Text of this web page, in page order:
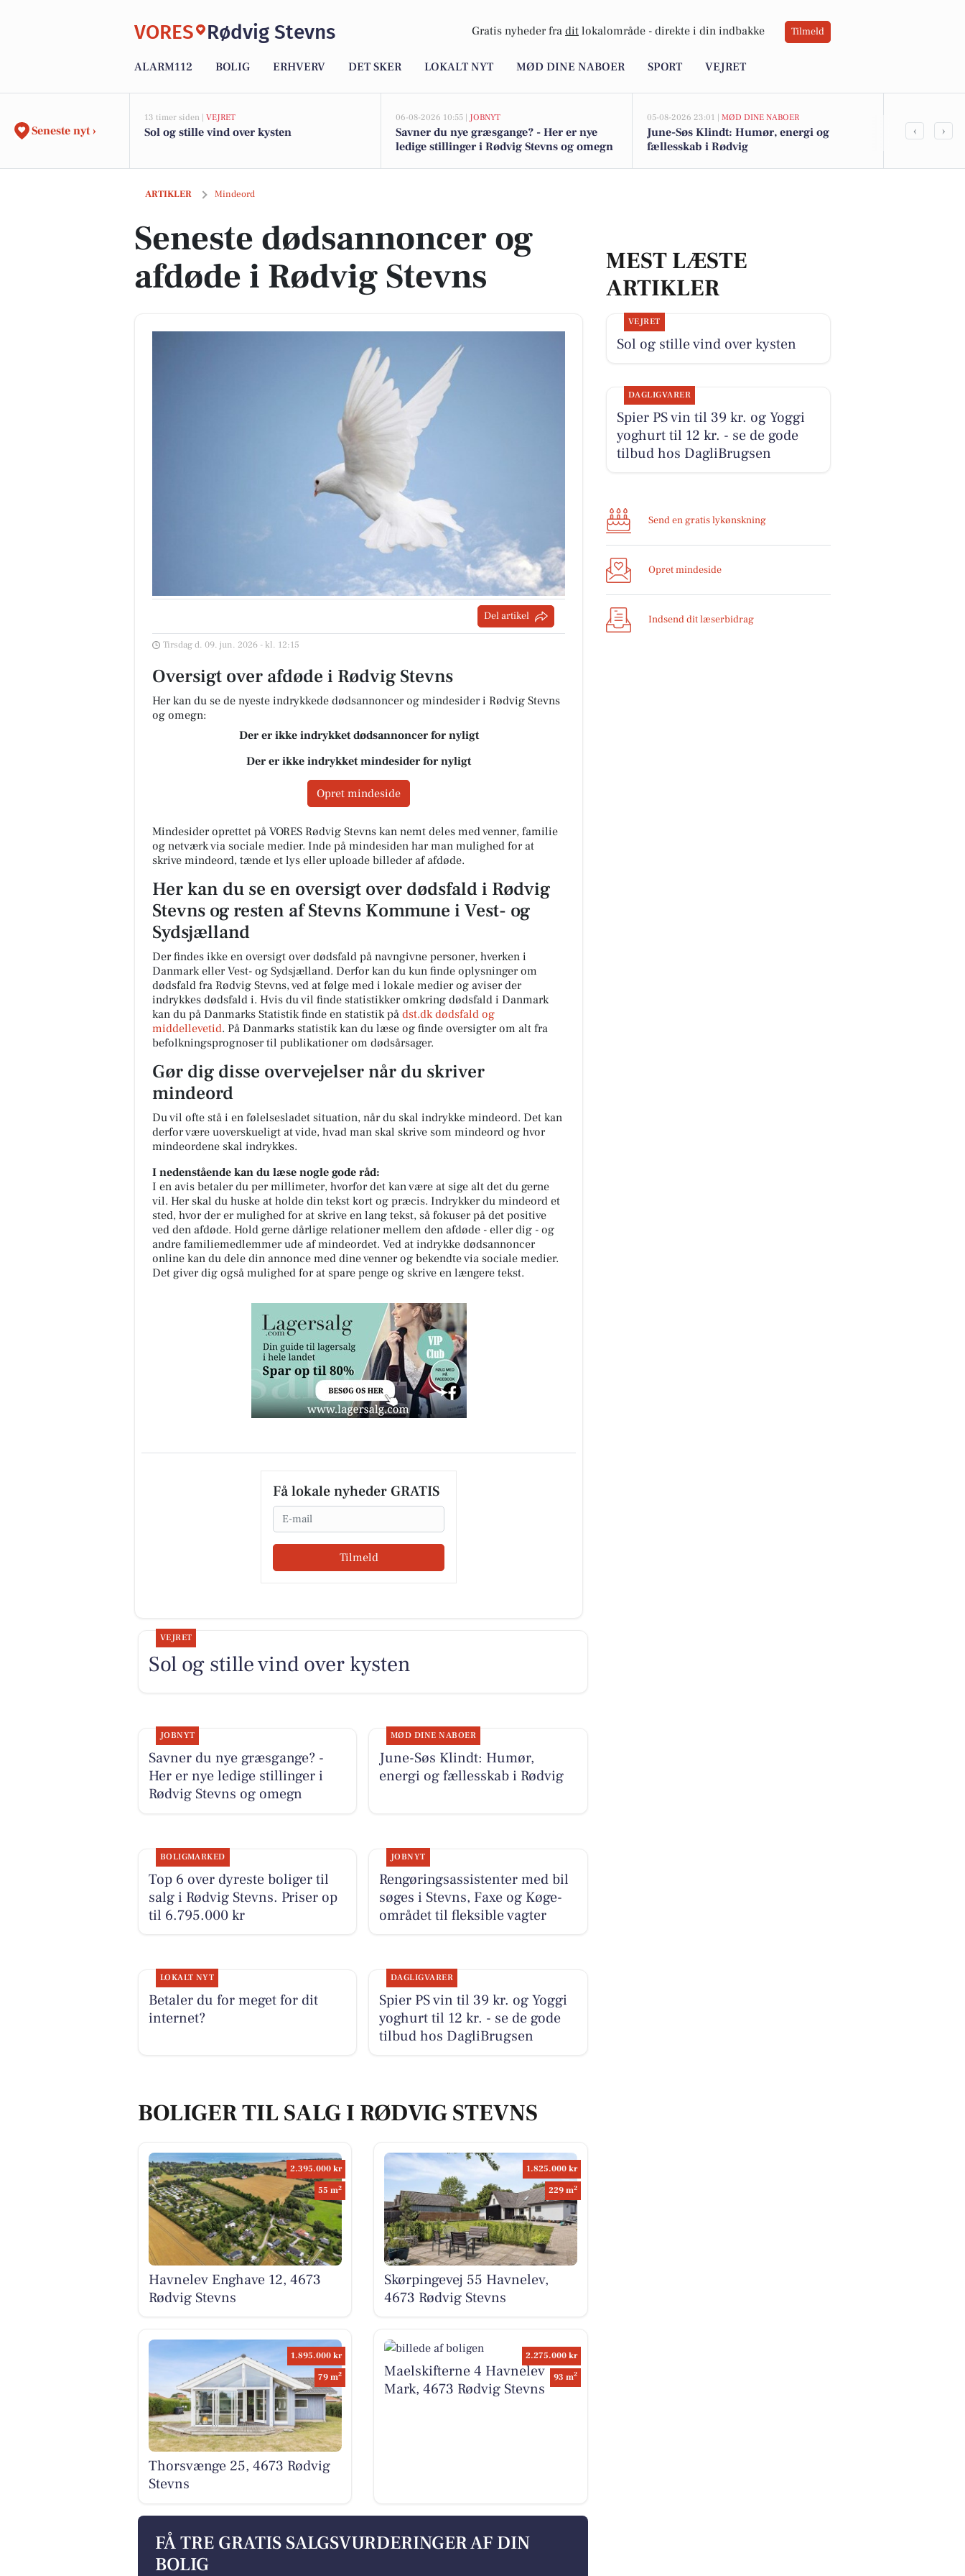
VORES Rødvig Stevns Gratis nyheder fra dit lokalområde - direkte i din indbakke Tilmeld
ALARM112 BOLIG ERHVERV DET SKER LOKALT NYT MØD DINE NABOER SPORT VEJRET
Seneste nyt ›
13 timer siden | VEJRET
Sol og stille vind over kysten
06-08-2026 10:55 | JOBNYT
Savner du nye græsgange? - Her er nye
ledige stillinger i Rødvig Stevns og omegn
05-08-2026 23:01 | MØD DINE NABOER
June-Søs Klindt: Humør, energi og
fællesskab i Rødvig
Top 6 over
‹ ›
ARTIKLER Mindeord
Seneste dødsannoncer og afdøde i Rødvig Stevns
Seneste dødsannoncer og
afdøde i Rødvig Stevns
Del artikel
Tirsdag d. 09. jun. 2026 - kl. 12:15
Oversigt over afdøde i Rødvig Stevns
Her kan du se de nyeste indrykkede dødsannoncer og mindesider i Rødvig Stevns
og omegn:
Der er ikke indrykket dødsannoncer for nyligt
Der er ikke indrykket mindesider for nyligt
Opret mindeside
Mindesider oprettet på VORES Rødvig Stevns kan nemt deles med venner, familie
og netværk via sociale medier. Inde på mindesiden har man mulighed for at
skrive mindeord, tænde et lys eller uploade billeder af afdøde.
Her kan du se en oversigt over dødsfald i Rødvig
Stevns og resten af Stevns Kommune i Vest- og
Sydsjælland
Der findes ikke en oversigt over dødsfald på navngivne personer, hverken i
Danmark eller Vest- og Sydsjælland. Derfor kan du kun finde oplysninger om
dødsfald fra Rødvig Stevns, ved at følge med i lokale medier og aviser der
indrykkes dødsfald i. Hvis du vil finde statistikker omkring dødsfald i Danmark
kan du på Danmarks Statistik finde en statistik på dst.dk dødsfald og
middellevetid. På Danmarks statistik kan du læse og finde oversigter om alt fra
befolkningsprognoser til publikationer om dødsårsager.
Gør dig disse overvejelser når du skriver
mindeord
Du vil ofte stå i en følelsesladet situation, når du skal indrykke mindeord. Det kan
derfor være uoverskueligt at vide, hvad man skal skrive som mindeord og hvor
mindeordene skal indrykkes.
I nedenstående kan du læse nogle gode råd:
I en avis betaler du per millimeter, hvorfor det kan være at sige alt det du gerne
vil. Her skal du huske at holde din tekst kort og præcis. Indrykker du mindeord et
sted, hvor der er mulighed for at skrive en lang tekst, så fokuser på det positive
ved den afdøde. Hold gerne dårlige relationer mellem den afdøde - eller dig - og
andre familiemedlemmer ude af mindeordet. Ved at indrykke dødsannoncer
online kan du dele din annonce med dine venner og bekendte via sociale medier.
Det giver dig også mulighed for at spare penge og skrive en længere tekst.
Få lokale nyheder GRATIS
Email
Tilmeld
MEST LÆSTE
ARTIKLER
VEJRET
Sol og stille vind over kysten
DAGLIGVARER
Spier PS vin til 39 kr. og Yoggi
yoghurt til 12 kr. - se de gode
tilbud hos DagliBrugsen
Send en gratis lykønskning
Opret mindeside
Indsend dit læserbidrag
VEJRET
Sol og stille vind over kysten
JOBNYT
Savner du nye græsgange? -
Her er nye ledige stillinger i
Rødvig Stevns og omegn
MØD DINE NABOER
June-Søs Klindt: Humør,
energi og fællesskab i Rødvig
BOLIGMARKED
Top 6 over dyreste boliger til
salg i Rødvig Stevns. Priser op
til 6.795.000 kr
JOBNYT
Rengøringsassistenter med bil
søges i Stevns, Faxe og Køge-
området til fleksible vagter
LOKALT NYT
Betaler du for meget for dit
internet?
DAGLIGVARER
Spier PS vin til 39 kr. og Yoggi
yoghurt til 12 kr. - se de gode
tilbud hos DagliBrugsen
BOLIGER TIL SALG I RØDVIG STEVNS
2.395.000 kr
55 m2
Havnelev Enghave 12, 4673
Rødvig Stevns
1.825.000 kr
229 m2
Skørpingevej 55 Havnelev,
4673 Rødvig Stevns
1.895.000 kr
79 m2
Thorsvænge 25, 4673 Rødvig
Stevns
2.275.000 kr
93 m2
Maelskifterne 4 Havnelev
Mark, 4673 Rødvig Stevns
FÅ TRE GRATIS SALGSVURDERINGER AF DIN
BOLIG